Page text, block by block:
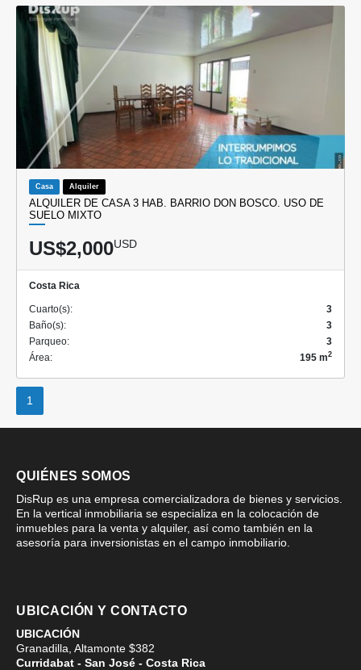
Casa Alquiler
ALQUILER DE CASA 3 HAB. BARRIO DON BOSCO. USO DE
SUELO MIXTO
US$2,000USD
Costa Rica
Cuarto(s):
3
Baño(s):
3
Parqueo:
3
Área:
195 m2
1
QUIÉNES SOMOS
DisRup es una empresa comercializadora de bienes y servicios.
En la vertical inmobiliaria se especializa en la colocación de
inmuebles para la venta y alquiler, así como también en la
asesoría para inversionistas en el campo inmobiliario.
UBICACIÓN Y CONTACTO
UBICACIÓN
Granadilla, Altamonte $382
Curridabat - San José - Costa Rica